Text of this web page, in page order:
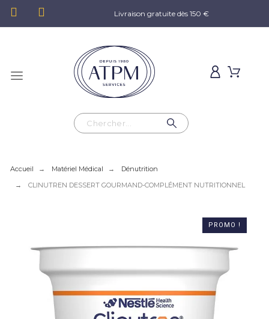
Livraison gratuite dès 150 €
Accueil Matériel Médical
Dénutrition
CLINUTREN DESSERT GOURMAND-COMPLÉMENT NUTRITIONNEL
PROMO !